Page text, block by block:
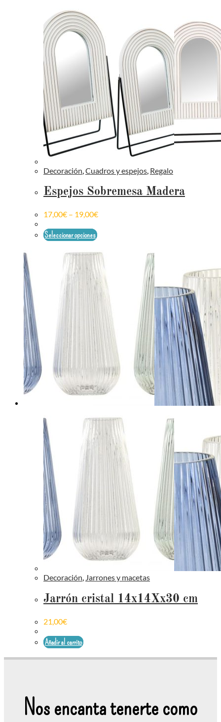
Decoración Cuadros y espejos Regalo
Espejos Sobremesa Madera
17,00€ – 19,00€
Seleccionar opciones
Decoración, Jarrones y macetas
Jarrón cristal 14x14Xx30 cm
21,00€
Añadir al carrito
Nos encanta tenerte como